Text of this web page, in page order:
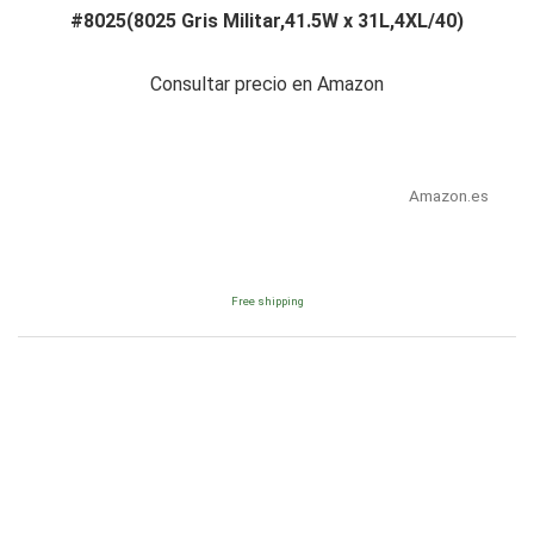
#8025(8025 Gris Militar,41.5W x 31L,4XL/40)
Consultar precio en Amazon
Amazon.es
Free shipping